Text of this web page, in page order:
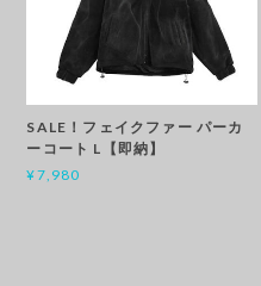
SALE！フェイクファー パーカ
ーコート L【即納】
¥7,980